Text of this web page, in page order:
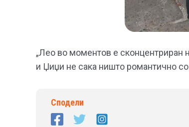
„Лео во моментов е сконцентриран
и Џиџи не сака ништо романтично
Сподели